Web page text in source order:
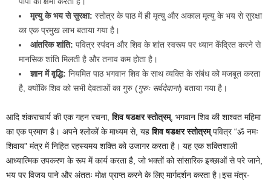
मृत्यु के भय से सुरक्षा: स्तोत्र के पाठ में ही मृत्यु और अकाल मृत्यु के भय से सुरक्षा
का एक प्रमुख लाभ बताया गया है।
आंतरिक शांति: पवित्र स्पंदन और शिव के शांत स्वरूप पर ध्यान केंद्रित करने से
मानसिक शांति मिलती है और तनाव कम होता है।
ज्ञान में वृद्धि: नियमित पाठ भगवान शिव के साथ व्यक्ति के संबंध को मजबूत करता
है, क्योंकि शिव को सभी देवताओं का गुरु (गुरुः सर्वदेवानां) बताया गया है।
आदि शंकराचार्य की एक गहन रचना,शिव षडक्षर स्तोत्रम्, भगवान शिव की शाश्वत महिमा
का एक प्रमाण है। अपने श्लोकों के माध्यम से, यहशिव षडक्षर स्तोत्रम्पवित्र “ॐ नमः
शिवाय” मंत्र में निहित रहस्यमय शक्ति को उजागर करता है। यह एक शक्तिशाली
आध्यात्मिक उपकरण के रूप में कार्य करता है, जो भक्तों को सांसारिक इच्छाओं से परे जाने,
भय पर विजय पाने और अंततः मोक्ष प्राप्त करने के लिए मार्गदर्शन करता है।इस मंत्र-